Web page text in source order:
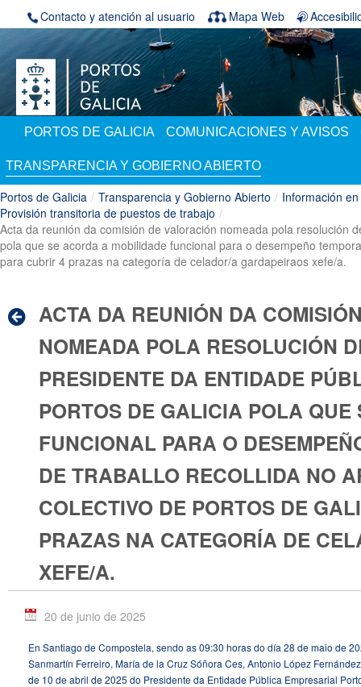
Saltar al contenido
Contacto y atención al usuario Mapa Web
PORTOS DE GALICIA COMUNICACIONES Y AVISOS
TRANSPARENCIA Y GOBIERNO ABIERTO
Portos de Galicia / Transparencia y Gobierno Abierto / Información
Provisión transitoria de puestos de trabajo /
Acta da reunión da comisión de valoración nomeada pola resolución
pola que se acorda a mobilidade funcional para o desempeño
para cubrir 4 prazas na categoría de celador/a gardapeiraos xefe/a.
ACTA DA REUNIÓN DA
NOMEADA POLA RESOLUCIÓN
PRESIDENTE DA ENTIDADE
PORTOS DE GALICIA POLA
FUNCIONAL PARA O
DE TRABALLO RECOLLIDA NO
COLECTIVO DE PORTOS DE
PRAZAS NA CATEGORÍA DE
XEFE/A.
20 de junio de 2025
En Santiago de Compostela, sendo as 09:30 horas do día 28 de maio de
Sanmartín Ferreiro, María de la Cruz Sóñora Ces, Antonio López
de 10 de abril de 2025 do Presidente da Entidade Pública Empresarial